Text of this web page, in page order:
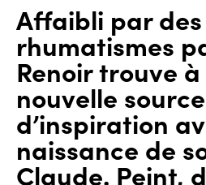
Affaibli par des
rhumatismes
Renoir trouve
nouvelle source
d’inspiration
naissance de
Claude. Peint,